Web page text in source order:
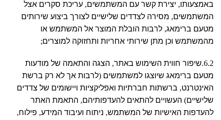
באמצעותו, יצירת קשר עם המשתמשים, עריכת סקרים אצל
המשתמשים, מסירה לצדדים שלישיים לצורך ביצוע שירותים
מטעם ברימאג, לרבות הובלת המוצר אל המשתמש או
מהמשתמש וכן מתן שירותי אחריות ותחזוקה למוצרים;
6.2. שיפור חווית השימוש באתר, הצגה והתאמה של מודעות
מטעם ברימאג שיוצגו למשתמשים (לרבות אך לא רק ברשת
האינטרנט, ברשתות חברתיות ואפליקציות ויישומים של צדדים
שלישיים) העשויים להתאים להעדפותיהם, התאמת האתר
להעדפות האישיות של המשתמש, ניתוח ועיבוד המידע, פילוח,